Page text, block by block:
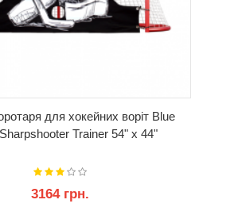
для хокейних воріт Blue
Trainer 54" x 44"
3164 грн.